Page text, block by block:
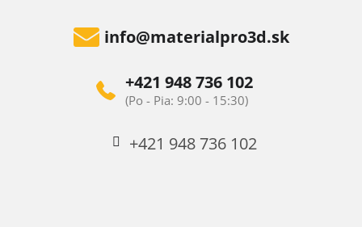
info@materialpro3d.sk
+421 948 736 102
+421 948 736 102